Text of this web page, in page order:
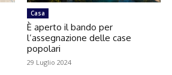
Casa
È aperto il bando per
l’assegnazione delle case
popolari
29 Luglio 2024